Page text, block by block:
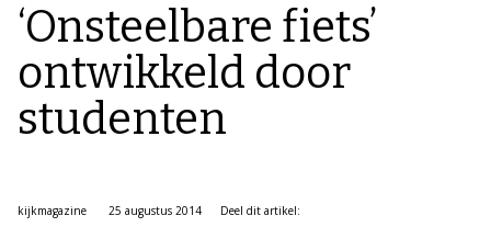
‘Onsteelbare fiets’
ontwikkeld door
studenten
kijkmagazine
25 augustus 2014
Deel dit artikel: